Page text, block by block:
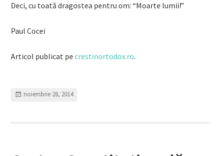
Deci, cu toată dragostea pentru om: “Moarte lumii!”
Paul Cocei
Articol publicat pecrestinortodox.ro.
noiembrie 28, 2014